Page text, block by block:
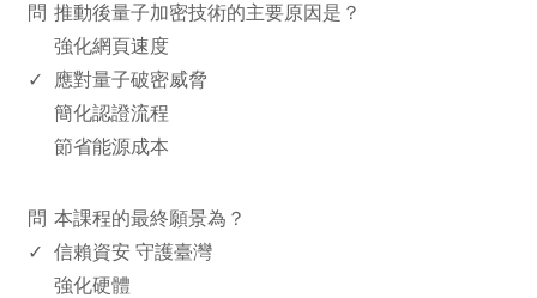
問 推動後量子加密技術的主要原因是？
強化網頁速度
✓
應對量子破密威脅
簡化認證流程
節省能源成本
問 本課程的最終願景為？
✓ 信賴資安 守護臺灣
強化硬體